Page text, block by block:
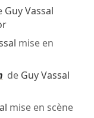
Guy Vassal
mise en
de Guy Vassal
mise en scène